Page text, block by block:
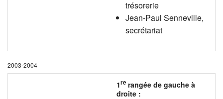
trésorerie
Jean-Paul Senneville,
secrétariat
2003-2004
1re rangée de gauche à
droite :